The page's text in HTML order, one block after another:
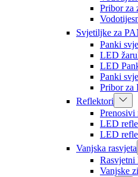
Pribor za
Svjetiljke za
Panki
LED
LED
Panki
Pribor za
Reflektori
Prenosivi
LED
LED
Vanjska rasvjeta
Rasvjetni
Vanjske